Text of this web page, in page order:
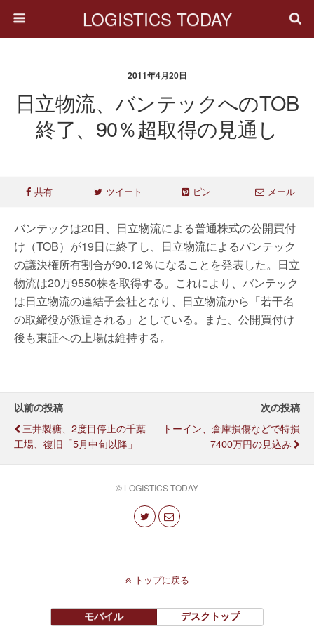
LOGISTICS TODAY
2011年4月20日
日立物流、バンテックへのTOB
終了、90％超取得の見通し
共有 ツイート ピン メール
バンテックは20日、日立物流による普通株式の公開買付
け（TOB）が19日に終了し、日立物流によるバンテック
の議決権所有割合が90.12％になることを発表した。日立
物流は20万9550株を取得する。これにより、バンテック
は日立物流の連結子会社となり、日立物流から「若干名
の取締役が派遣される」としている。また、公開買付け
後も東証への上場は維持する。
以前の投稿
三井製糖、2度目停止の千葉
工場、復旧「5月中旬以降」
次の投稿
トーイン、倉庫損傷などで特損
7400万円の見込み
© LOGISTICS TODAY
トップに戻る
モバイル デスクトップ